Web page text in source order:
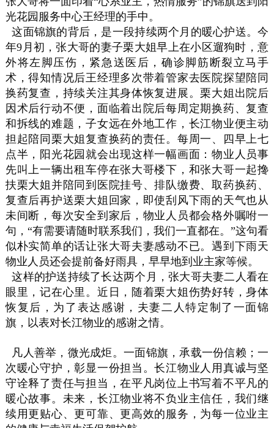
光花园服务中心王经理的手中。
这面锦旗的背后，是一段持续两个月的暖心护送。今
年9月初，张大哥的妻子栗大姐早上在小区遛狗时，意
外将左脚压伤，紧急送医后，确诊脚筋断裂立马手
术，得知情况后王经理多次带着管家去医院探望陪同
换药复查，持续关注其身体恢复进展。栗大姐出院后
因术后行动不便，面临着出院后每周定期换药、复查
和拆线的难题，子女远在外地工作，长江物业便主动
担起陪同栗大姐复查换药的责任。每周一、四早上七
点半，阳光花园就会出现这样一幅画面：物业人员事
先叫上一辆出租车停在张大哥楼下，和张大哥一起搀
扶栗大姐并陪同到医院挂号、排队缴费、取药换药、
复查后再护送栗大姐回家，即使刮风下雨的天气也从
未间断，每次安全到家后，物业人员都会格外嘱咐一
句，“有需要请随时联系我们，我们一直都在。”这句看
似朴实简单的话让张大哥夫妻感动不已。遇到下雨天
物业人员还会提前备好雨具，早早地到业主家等候。
这样的护送持续了长达两个月，张大哥夫妻二人看在
眼里，记在心里。近日，随着栗大姐伤势好转，身体
恢复后，为了表达感谢，夫妻二人特定制了一面锦
旗，以表对长江物业的感谢之情。
凡人善举，微光成炬。一面锦旗，承载一份信赖；一
次暖心守护，彰显一份担当。长江物业人用真诚与坚
守诠释了责任与担当，在平凡岗位上书写着不平凡的
暖心故事。未来，长江物业将不负业主信任，我们继
续用更贴心、更可靠、更高效的服务，为每一位业主